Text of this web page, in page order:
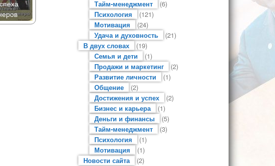
Тайм-менеджмент
(6)
Психология
(121)
Мотивация
(24)
Удача и духовность
(21)
В двух словах
(19)
Семья и дети
(1)
Продажи и маркетинг
(2)
Развитие личности
(1)
Общение
(2)
Достижения и успех
(2)
Бизнес и карьера
(1)
Деньги и финансы
(5)
Тайм-менеджмент
(3)
Психология
(1)
Мотивация
(1)
Новости сайта
(2)